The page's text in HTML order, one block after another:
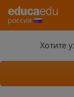
россия
Хотите